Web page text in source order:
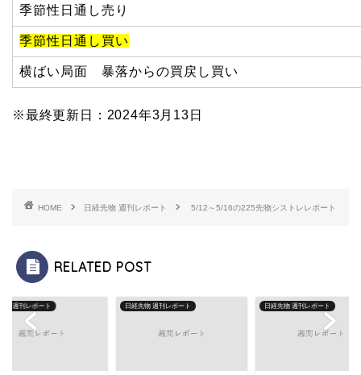
季節性日通し売り
季節性日通し買い
横ばい局面 暴落からの買戻し買い
※最終更新日：2024年3月13日
HOME 日経先物 週刊レポート 5/12～5/16の225先物シストレレポート
RELATED POST
物 週刊レポート 日経先物 週刊レポート 日経先物 週刊レポート